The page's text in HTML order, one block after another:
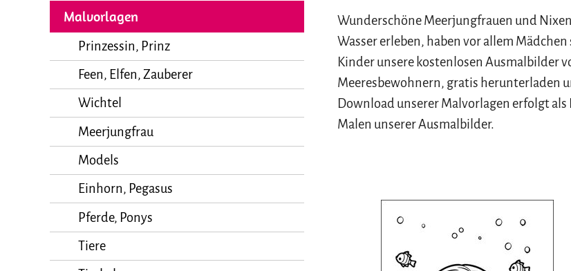
Malvorlagen
Prinzessin, Prinz
Feen, Elfen, Zauberer
Wichtel
Meerjungfrau
Models
Einhorn, Pegasus
Pferde, Ponys
Tiere
Wunderschöne Meerjungfrauen und
Wasser erleben, haben vor allem
Kinder unsere kostenlosen Ausmalbilder
Meeresbewohnern, gratis herunterladen
Download unserer Malvorlagen erfolgt
Malen unserer Ausmalbilder.